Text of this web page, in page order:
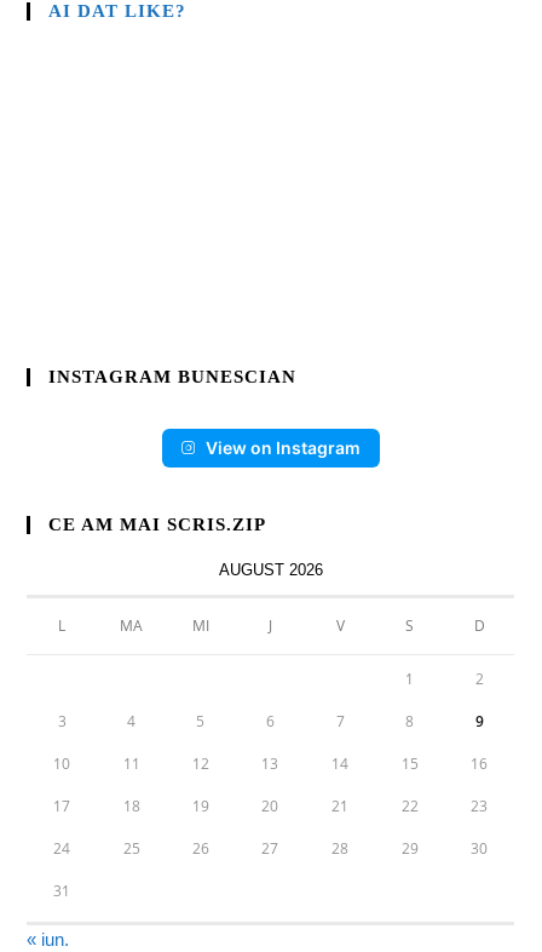
AI DAT LIKE?
INSTAGRAM BUNESCIAN
View on Instagram
CE AM MAI SCRIS.ZIP
AUGUST 2026
L MA MI J V S D
1 2
3 4 5 6 7 8 9
10 11 12 13 14 15 16
17 18 19 20 21 22 23
24 25 26 27 28 29 30
31
« iun.